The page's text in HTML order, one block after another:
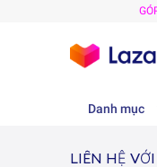
Danh mục
LIÊN HỆ